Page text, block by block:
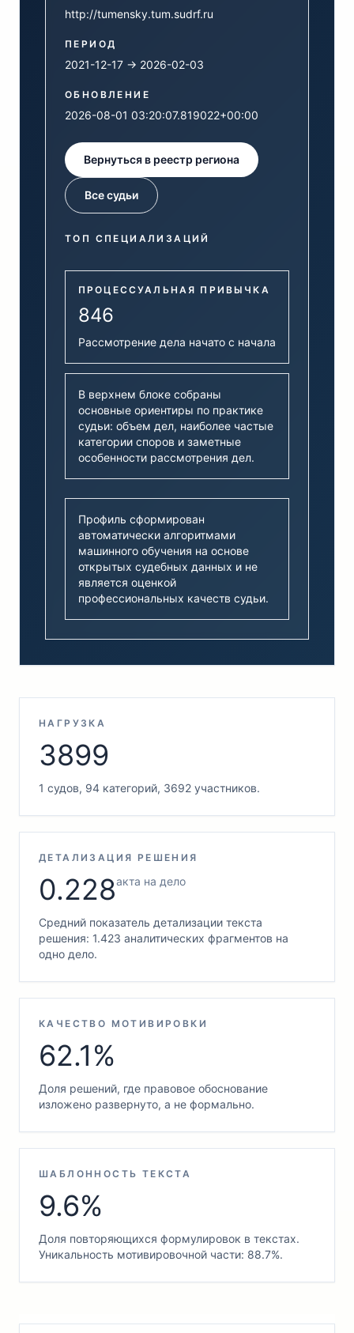
http://tumensky.tum.sudrf.ru
ПЕРИОД
2021-12-17 → 2026-02-03
ОБНОВЛЕНИЕ
2026-08-01 03:20:07.819022+00:00
Вернуться в реестр региона
Все судьи
ТОП СПЕЦИАЛИЗАЦИЙ
ПРОЦЕССУАЛЬНАЯ ПРИВЫЧКА
846
Рассмотрение дела начато с начала
В верхнем блоке собраны
основные ориентиры по практике
судьи: объем дел, наиболее частые
категории споров и заметные
особенности рассмотрения дел.
Профиль сформирован
автоматически алгоритмами
машинного обучения на основе
открытых судебных данных и не
является оценкой
профессиональных качеств судьи.
НАГРУЗКА
3899
1 судов, 94 категорий, 3692 участников.
ДЕТАЛИЗАЦИЯ РЕШЕНИЯ
0.228акта на дело
Средний показатель детализации текста
решения: 1.423 аналитических фрагментов на
одно дело.
КАЧЕСТВО МОТИВИРОВКИ
62.1%
Доля решений, где правовое обоснование
изложено развернуто, а не формально.
ШАБЛОННОСТЬ ТЕКСТА
9.6%
Доля повторяющихся формулировок в текстах.
Уникальность мотивировочной части: 88.7%.